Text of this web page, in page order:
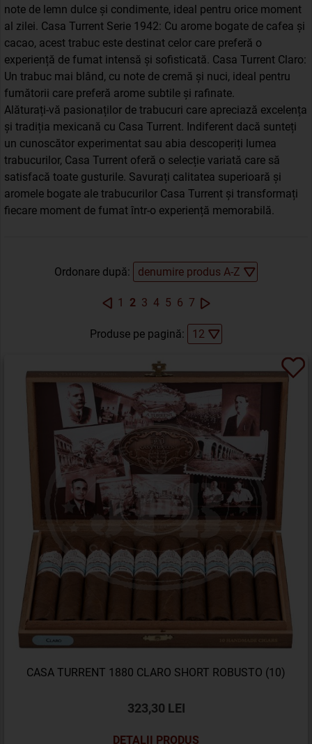
note de lemn dulce și condimente, ideal pentru orice moment
al zilei. Casa Turrent Serie 1942: Cu arome bogate de cafea și
cacao, acest trabuc este destinat celor care preferă o
experiență de fumat intensă și sofisticată. Casa Turrent Claro:
Un trabuc mai blând, cu note de cremă și nuci, ideal pentru
fumătorii care preferă arome subtile și rafinate.
Alăturați-vă pasionaților de trabucuri care apreciază excelența
și tradiția mexicană cu Casa Turrent. Indiferent dacă sunteți
un cunoscător experimentat sau abia descoperiți lumea
trabucurilor, Casa Turrent oferă o selecție variată care să
satisfacă toate gusturile. Savurați calitatea superioară și
aromele bogate ale trabucurilor Casa Turrent și transformați
fiecare moment de fumat într-o experiență memorabilă.
Ordonare după:
1 2 3 4 5 6 7
Produse pe pagină:
CASA TURRENT 1880 CLARO SHORT ROBUSTO (10)
323,30 LEI
DETALII PRODUS